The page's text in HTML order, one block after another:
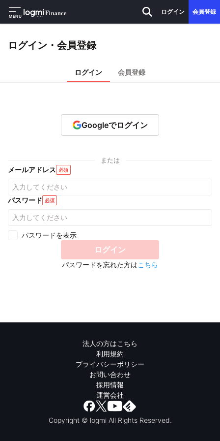
MENU
ログイン 会員登録
ログイン・会員登録
ログイン 会員登録
Googleでログイン
または
メールアドレス 必須
パスワード 必須
パスワードを表示
ログイン
パスワードを忘れた方はこちら
法人の方はこちら
利用規約
プライバシーポリシー
お問い合わせ
採用情報
運営会社
Copyright © logmi All Rights Reserved.